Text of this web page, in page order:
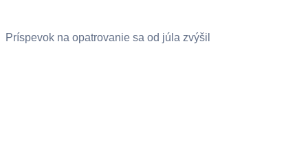
Príspevok na opatrovanie sa od júla zvýšil